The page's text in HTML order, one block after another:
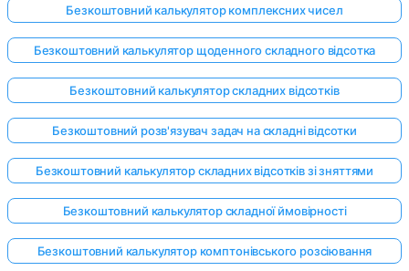
Безкоштовний калькулятор комплексних чисел
Безкоштовний калькулятор щоденного складного відсотка
Безкоштовний калькулятор складних відсотків
Безкоштовний розв'язувач задач на складні відсотки
Безкоштовний калькулятор складних відсотків зі зняттями
Безкоштовний калькулятор складної ймовірності
Безкоштовний калькулятор комптонівського розсіювання